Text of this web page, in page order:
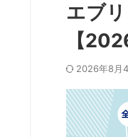
エブ
【
2026年8月